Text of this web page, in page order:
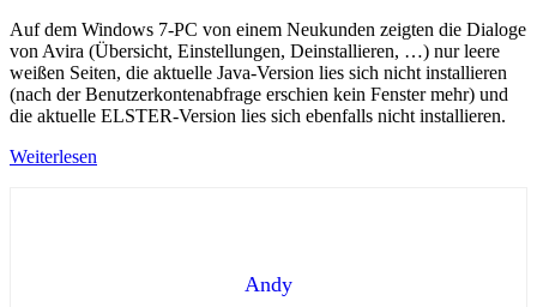
Auf dem Windows 7-PC von einem Neukunden zeigten die Dialoge
von Avira (Übersicht, Einstellungen, Deinstallieren, …) nur leere
weißen Seiten, die aktuelle Java-Version lies sich nicht installieren
(nach der Benutzerkontenabfrage erschien kein Fenster mehr) und
die aktuelle ELSTER-Version lies sich ebenfalls nicht installieren.
Weiterlesen
Andy